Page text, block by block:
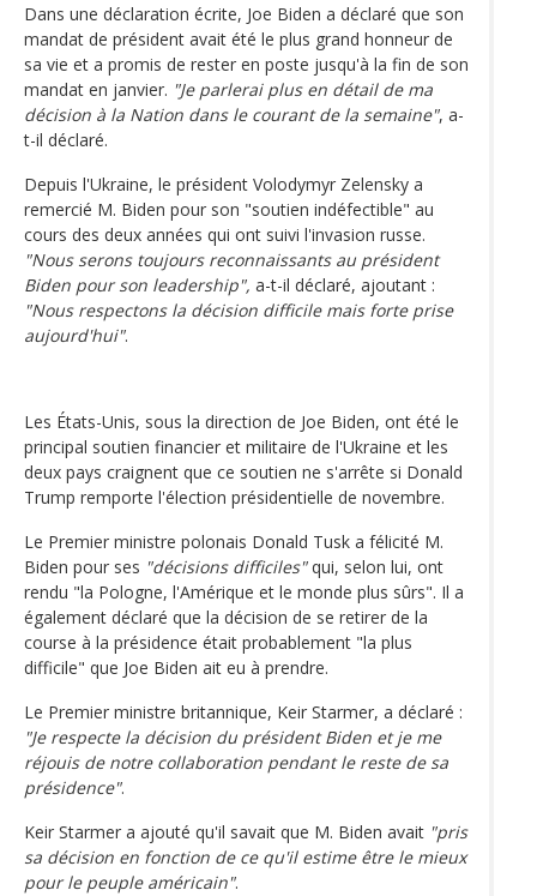
Dans une déclaration écrite, Joe Biden a déclaré que son
mandat de président avait été le plus grand honneur de
sa vie et a promis de rester en poste jusqu'à la fin de son
mandat en janvier. "Je parlerai plus en détail de ma
décision à la Nation dans le courant de la semaine", a-
t-il déclaré.
Depuis l'Ukraine, le président Volodymyr Zelensky a
remercié M. Biden pour son "soutien indéfectible" au
cours des deux années qui ont suivi l'invasion russe.
"Nous serons toujours reconnaissants au président
Biden pour son leadership", a-t-il déclaré, ajoutant :
"Nous respectons la décision difficile mais forte prise
aujourd'hui".
Les États-Unis, sous la direction de Joe Biden, ont été le
principal soutien financier et militaire de l'Ukraine et les
deux pays craignent que ce soutien ne s'arrête si Donald
Trump remporte l'élection présidentielle de novembre.
Le Premier ministre polonais Donald Tusk a félicité M.
Biden pour ses "décisions difficiles"qui, selon lui, ont
rendu "la Pologne, l'Amérique et le monde plus sûrs". Il a
également déclaré que la décision de se retirer de la
course à la présidence était probablement "la plus
difficile" que Joe Biden ait eu à prendre.
Le Premier ministre britannique, Keir Starmer, a déclaré :
"Je respecte la décision du président Biden et je me
réjouis de notre collaboration pendant le reste de sa
présidence".
Keir Starmer a ajouté qu'il savait que M. Biden avait "pris
sa décision en fonction de ce qu'il estime être le mieux
pour le peuple américain".